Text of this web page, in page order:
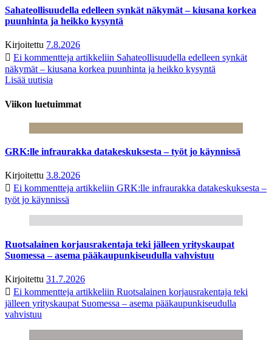
Sahateollisuudella edelleen synkät näkymät – kiusana korkea
puunhinta ja heikko kysyntä
Kirjoitettu 7.8.2026
Ei kommentteja artikkeliin Sahateollisuudella edelleen synkät
näkymät – kiusana korkea puunhinta ja heikko kysyntä
Lisää uutisia
Viikon luetuimmat
GRK:lle infraurakka datakeskuksesta – työt jo käynnissä
Kirjoitettu 3.8.2026
Ei kommentteja artikkeliin GRK:lle infraurakka datakeskuksesta –
työt jo käynnissä
Ruotsalainen korjausrakentaja teki jälleen yrityskaupat
Suomessa – asema pääkaupunkiseudulla vahvistuu
Kirjoitettu 31.7.2026
Ei kommentteja artikkeliin Ruotsalainen korjausrakentaja teki
jälleen yrityskaupat Suomessa – asema pääkaupunkiseudulla
vahvistuu